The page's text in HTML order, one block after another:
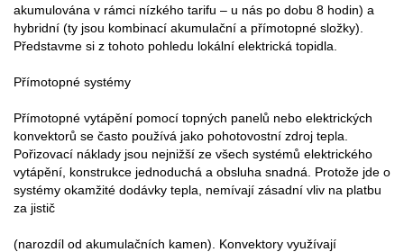
akumulována v rámci nízkého tarifu – u nás po dobu 8 hodin) a
hybridní (ty jsou kombinací akumulační a přímotopné složky).
Představme si z tohoto pohledu lokální elektrická topidla.
Přímotopné systémy
Přímotopné vytápění pomocí topných panelů nebo elektrických
konvektorů se často používá jako pohotovostní zdroj tepla.
Pořizovací náklady jsou nejnižší ze všech systémů elektrického
vytápění, konstrukce jednoduchá a obsluha snadná. Protože jde o
systémy okamžité dodávky tepla, nemívají zásadní vliv na platbu
za jistič
(narozdíl od akumulačních kamen). Konvektory využívají